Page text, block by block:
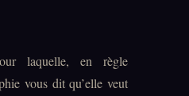
laquelle, en règle
vous dit qu’elle veut